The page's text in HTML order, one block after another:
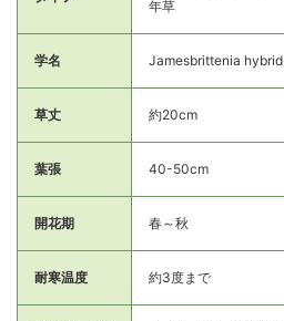
年草
学名 Jamesbrittenia hybrid
草丈 約20cm
葉張 40-50cm
開花期 春～秋
耐寒温度 約3度まで